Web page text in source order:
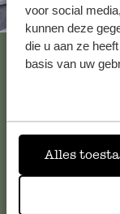
voor social
kunnen deze
die u aan ze
basis van uw
Alles
Voir les 62